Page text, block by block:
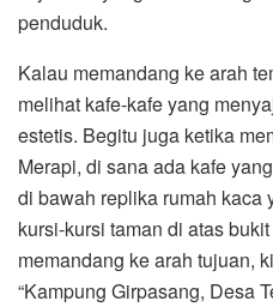
penduduk.
Kalau memandang ke arah
melihat kafe-kafe yang
estetis. Begitu juga ketika
Merapi, di sana ada kafe
di bawah replika rumah kaca
kursi-kursi taman di atas
memandang ke arah tujuan,
“Kampung Girpasang, Desa